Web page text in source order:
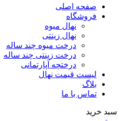
صفحه اصلی
فروشگاه
نهال میوه
نهال زینتی
درخت میوه چند ساله
درخت زینتی چند ساله
درختچه آپارتمانی
لیست قیمت نهال
بلاگ
تماس با ما
سبد خرید